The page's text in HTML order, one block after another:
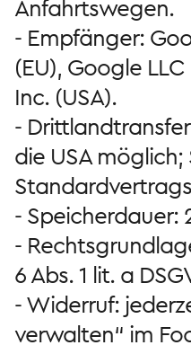
Anfahrtswegen.
- Empfänger:
(EU), Google
Inc. (USA).
-
die USA
- Speicherdauer:
-
6 Abs. 1 lit. a
- Widerruf:
verwalten“ im